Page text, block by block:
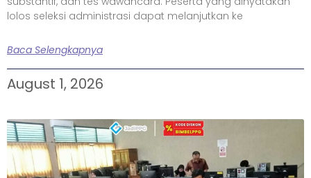
lolos seleksi administrasi dapat melanjutkan ke
Baca Selengkapnya
August 1, 2026